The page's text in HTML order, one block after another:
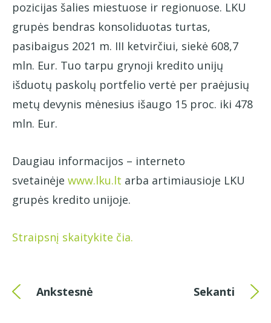
pozicijas šalies miestuose ir regionuose. LKU
grupės bendras konsoliduotas turtas,
pasibaigus 2021 m. III ketvirčiui, siekė 608,7
mln. Eur. Tuo tarpu grynoji kredito unijų
išduotų paskolų portfelio vertė per praėjusių
metų devynis mėnesius išaugo 15 proc. iki 478
mln. Eur.
Daugiau informacijos – interneto
svetainėje www.lku.lt arba artimiausioje LKU
grupės kredito unijoje.
Straipsnį skaitykite čia.
Ankstesnė Sekanti